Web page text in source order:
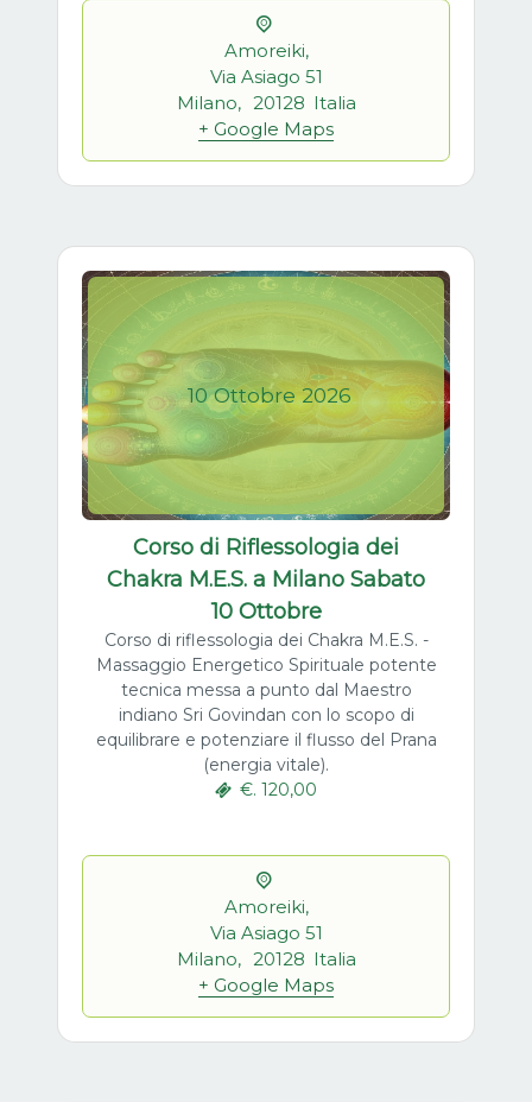
Amoreiki,
Via Asiago 51
Milano, 20128 Italia
+ Google Maps
10 Ottobre 2026
Corso di Riflessologia dei
Chakra M.E.S. a Milano Sabato
10 Ottobre
Corso di riflessologia dei Chakra M.E.S. -
Massaggio Energetico Spirituale potente
tecnica messa a punto dal Maestro
indiano Sri Govindan con lo scopo di
equilibrare e potenziare il flusso del Prana
(energia vitale).
€. 120,00
Amoreiki,
Via Asiago 51
Milano, 20128 Italia
+ Google Maps